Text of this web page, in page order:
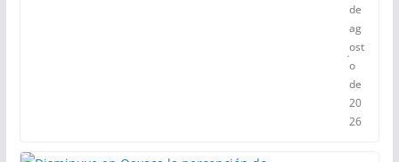
de
ag
ost
o
de
20
26